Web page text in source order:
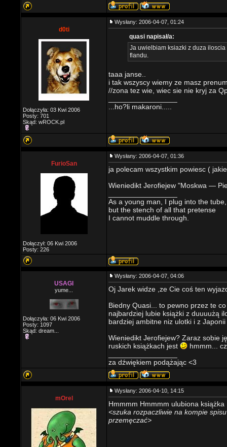
d0ti
Dołączyła: 03 Kwi 2006
Posty: 701
Skąd: wROCK.pl
Wysłany: 2006-04-07, 01:24
quasi napisał/a:
Ja uwielbiam ksiazki z duza
flandu.
taaa janse..
i tak wszyscy wiemy ze masz
//zona tez wie, wiec sie nie kryj za
...ho?li makaroni.....
FurioSan
Dołączył: 06 Kwi 2006
Posty: 226
Wysłany: 2006-04-07, 01:36
ja polecam wszystkim powiesc (
Wieniedikt Jerofiejew "Moskwa —
As a young man, I plug into the tube,
but the stench of all that pretense
I cannot muddle through.
USAGI
yume...
Dołączyła: 06 Kwi 2006
Posty: 1097
Skąd: dream...
Wysłany: 2006-04-07, 04:06
Oj Jarek widze ,ze Cie coś ten
Biedny Quasi... to pewno przez te
najbardziej lubie książki z duuuużą
bardziej ambitne niz ulotki i z Japonii
Wieniedikt Jerofiejew? Zaraz sobie
ruskich książkach jest
hmmm...
za dźwiękiem podążając <3
mOrel
Wysłany: 2006-04-10, 14:15
Hmmmm Hmmmm ulubiona książka
<szuka rozpaczliwie na kompie
przemęczać>